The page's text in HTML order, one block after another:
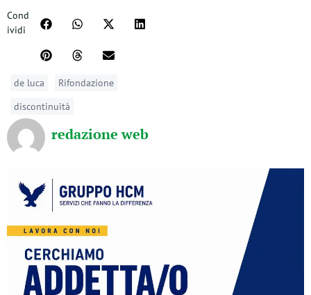
Cond
ividi
de luca
Rifondazione
discontinuità
redazione web